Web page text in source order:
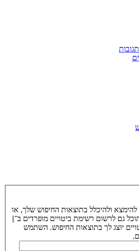
להימצא ולהיכלל בתוצאות החיפוש שלך, או
גם לרשום רשימת ביטויים מופרדים ב־|
יוצג לך בתוצאות החיפוש. השתמש